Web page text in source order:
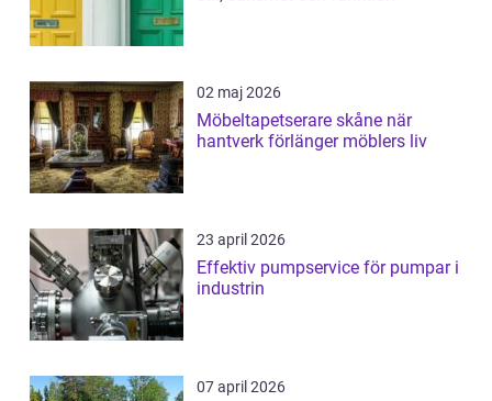
02 maj 2026
Möbeltapetserare skåne när
hantverk förlänger möblers liv
23 april 2026
Effektiv pumpservice för pumpar i
industrin
07 april 2026